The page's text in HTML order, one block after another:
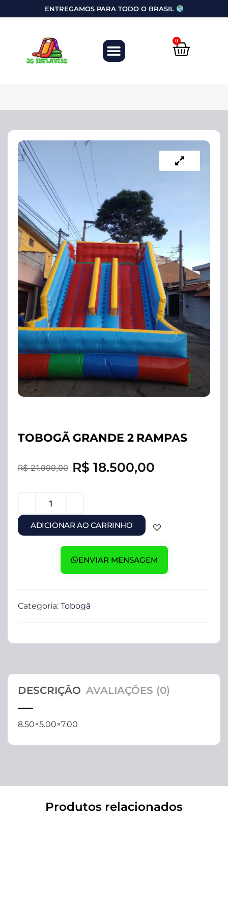
ENTREGAMOS PARA TODO O BRASIL
0
TOBOGÃ GRANDE 2 RAMPAS
R$21.999,00 R$ 18.500,00
ADICIONAR AO CARRINHO
ENVIAR MENSAGEM
Categoria: Tobogã
DESCRIÇÃO AVALIAÇÕES (0)
8.50×5.00×7.00
Produtos relacionados